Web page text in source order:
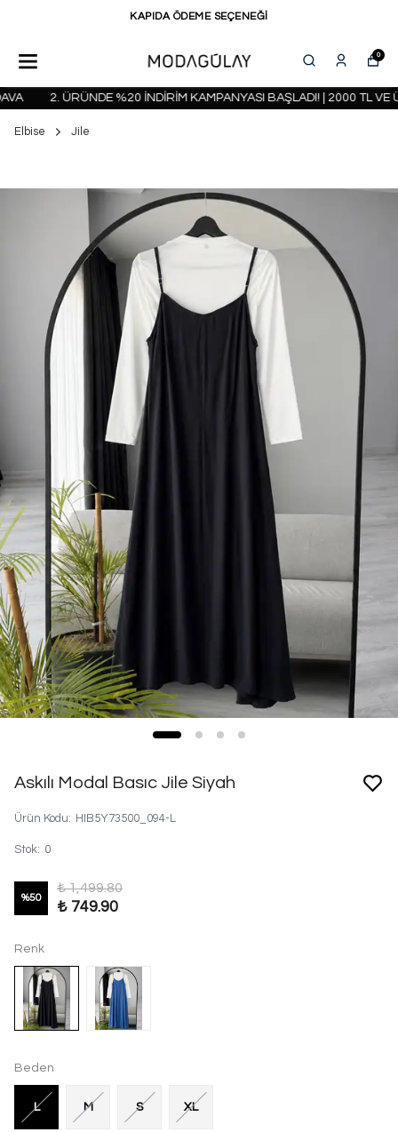
KAPIDA ÖDEME SEÇENEĞİ
0
2. ÜRÜNDE %20 İNDİRİM KAMPANYASI BAŞLADI! | 2000 TL VE
Elbise Jile
Askılı Modal Basıc Jile Siyah
Ürün Kodu: HIB5Y73500_094-L
Stok: 0
%50
₺ 1,499.80
₺ 749.90
Renk
Beden
L M S XL